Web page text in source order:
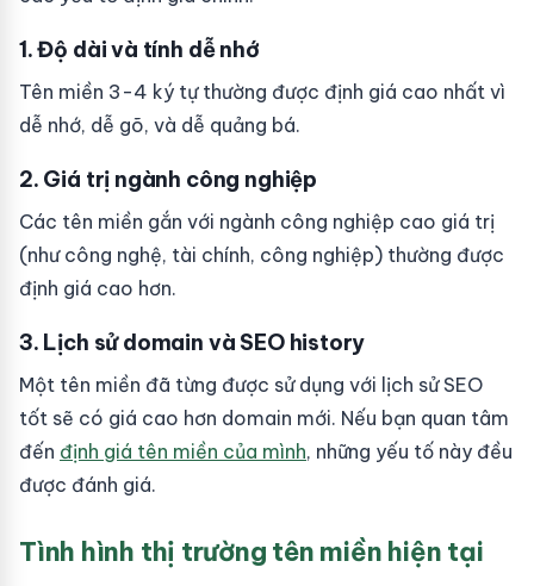
1. Độ dài và tính dễ nhớ
Tên miền 3-4 ký tự thường được định giá cao nhất vì
dễ nhớ, dễ gõ, và dễ quảng bá.
2. Giá trị ngành công nghiệp
Các tên miền gắn với ngành công nghiệp cao giá trị
(như công nghệ, tài chính, công nghiệp) thường được
định giá cao hơn.
3. Lịch sử domain và SEO history
Một tên miền đã từng được sử dụng với lịch sử SEO
tốt sẽ có giá cao hơn domain mới. Nếu bạn quan tâm
đến định giá tên miền của mình, những yếu tố này đều
được đánh giá.
Tình hình thị trường tên miền hiện tại